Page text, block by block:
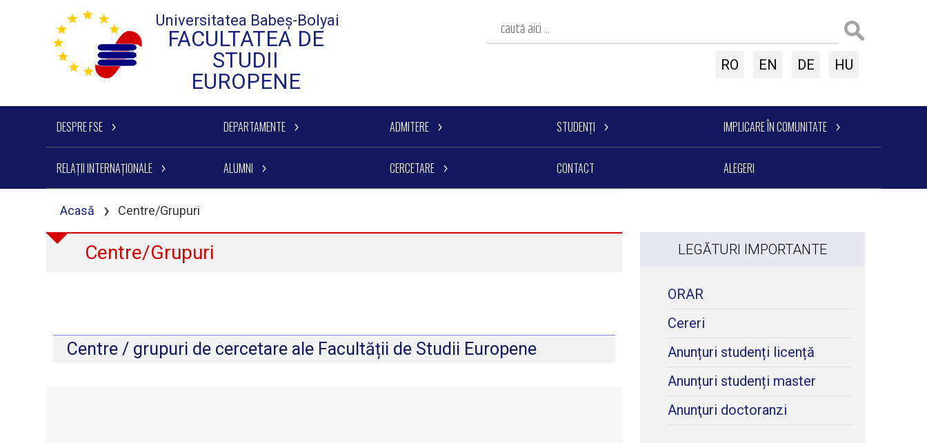
Universitatea Babeș-Bolyai
FACULTATEA DE
STUDII
EUROPENE
RO EN DE HU
DESPRE FSE DEPARTAMENTE ADMITERE STUDENȚI IMPLICARE ÎN COMUNITATE
RELAȚII INTERNAȚIONALE ALUMNI CERCETARE CONTACT ALEGERI
Acasă › Centre/Grupuri
Centre/Grupuri
Centre / grupuri de cercetare ale Facultății de Studii Europene
LEGĂTURI IMPORTANTE
ORAR
Cereri
Anunțuri studenți licență
Anunțuri studenți master
Anunţuri doctoranzi